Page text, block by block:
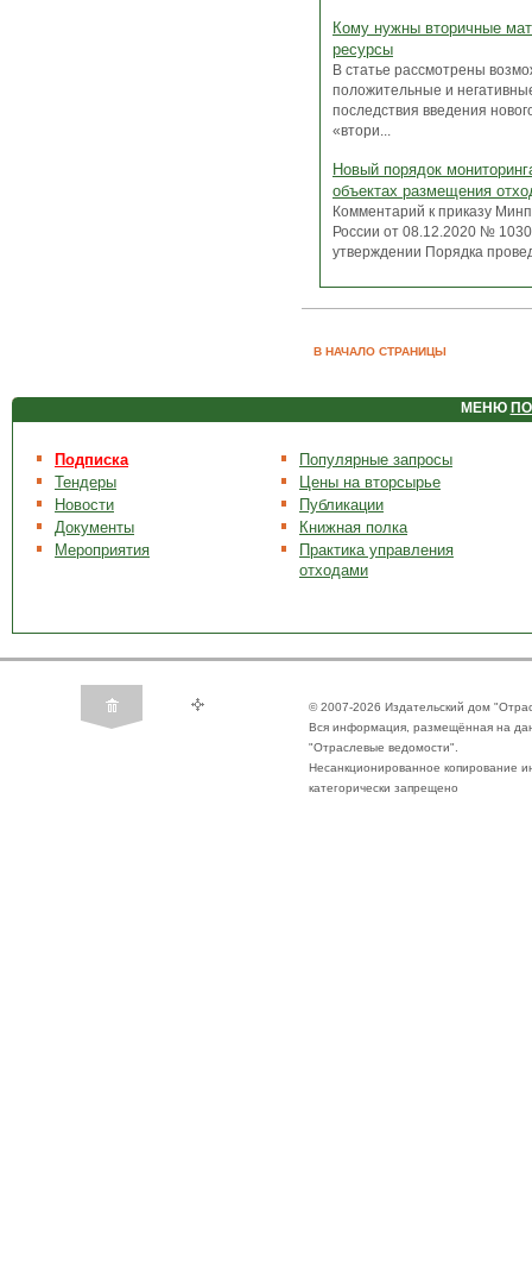
Кому нужны вторичные
ресурсы
В статье рассмотрены
положительные и
последствия введения
«втори...
Новый порядок
объектах размещения
Комментарий к приказу
России от 08.12.2020 №
утверждении Порядка
В НАЧАЛО СТРАНИЦЫ
МЕНЮ
Подписка
Тендеры
Новости
Документы
Мероприятия
Популярные запросы
Цены на вторсырье
Публикации
Книжная полка
Практика управления
отходами
© 2007-2026 Издательский дом
Вся информация, размещённая на
"Отраслевые ведомости".
Несанкционированное копирование
категорически запрещено